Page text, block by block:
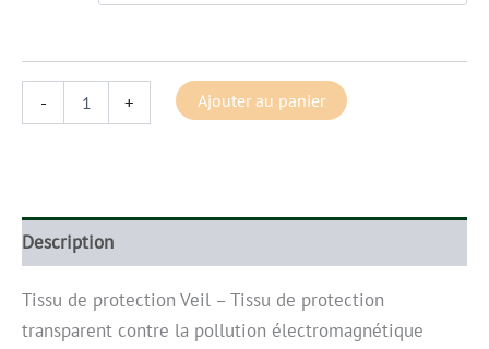
- + Ajouter au panier
Description
Tissu de protection Veil – Tissu de protection
transparent contre la pollution électromagnétique